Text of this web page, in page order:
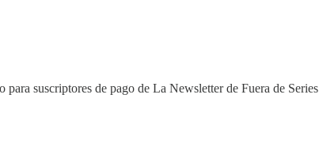
suscriptores de pago de La Newsletter de Fuera de Series